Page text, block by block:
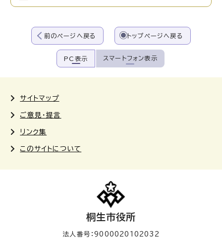
前のページへ戻る トップページへ戻る
PC表示 スマートフォン表示
サイトマップ
ご意見・提言
リンク集
このサイトについて
桐生市役所
法人番号：9000020102032